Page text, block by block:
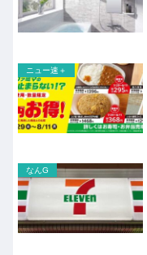
ニュー速＋
なんG